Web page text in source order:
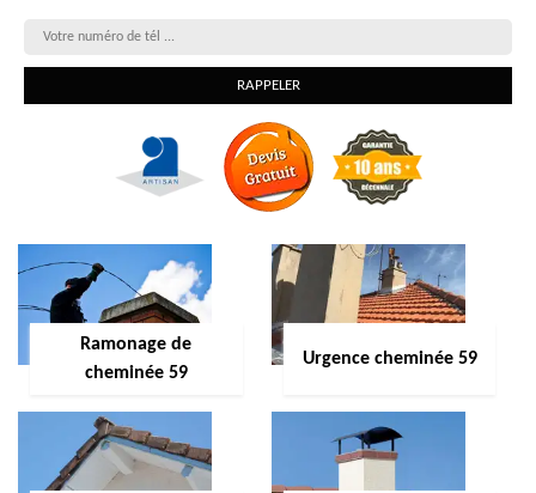
Ramonage de
cheminée 59
Urgence cheminée 59